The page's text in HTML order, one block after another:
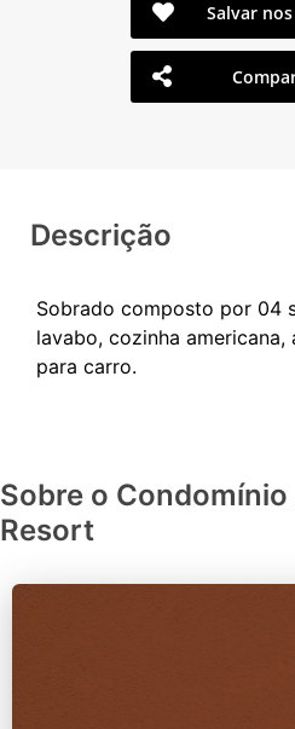
Salvar
Descrição
Sobrado composto por 04
lavabo, cozinha americana,
Sobre o
Resort